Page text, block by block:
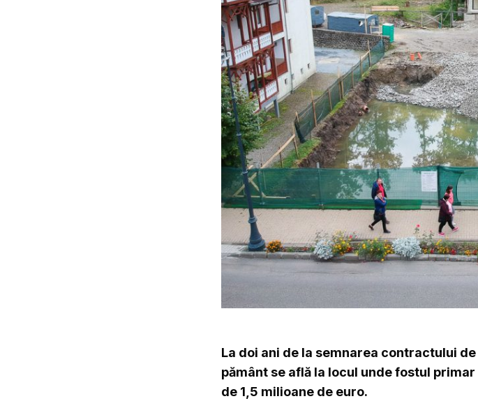
La doi ani de la semnarea contractului
pământ se află la locul unde fostul
de 1,5 milioane de euro.